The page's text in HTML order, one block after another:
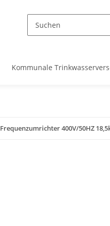
Kommunale
Frequenzumrichter 400V/50HZ